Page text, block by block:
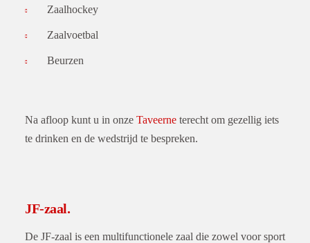
Zaalhockey
Zaalvoetbal
Beurzen
Na afloop kunt u in onze Taveerne terecht om gezellig iets
te drinken en de wedstrijd te bespreken.
JF-zaal.
De JF-zaal is een multifunctionele zaal die zowel voor sport